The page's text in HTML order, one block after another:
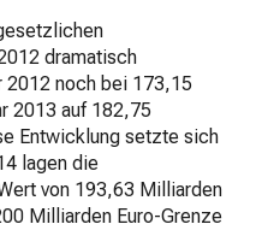
dramatisch
2012 noch bei 173,15
2013 auf 182,75
Entwicklung setzte sich
lagen die
von 193,63 Milliarden
Milliarden Euro-Grenze